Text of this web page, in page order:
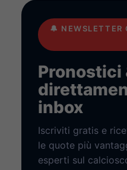
🔔 NEWSLETTER
Pronostici
inbox
Iscriviti gratis e
le quote più
esperti sul